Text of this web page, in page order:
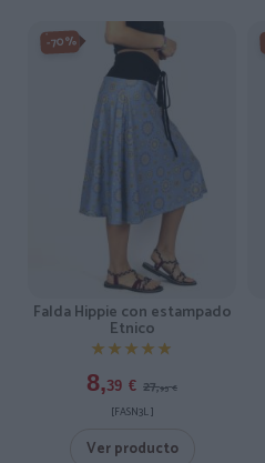
-70%
Falda Hippie con estampado
Etnico
★★★★★
★★★★★
8,39 € 27,95 €
[FASN3L ]
Ver producto